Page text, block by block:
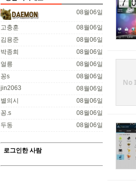
08월06일
08월06일
고충훈
08월06일
김용준
08월06일
박종희
08월06일
얼릉
08월06일
꽁s
08월06일
jin2063
08월06일
별의시
08월06일
꽁.s
08월06일
두동
로그인한 사람
No